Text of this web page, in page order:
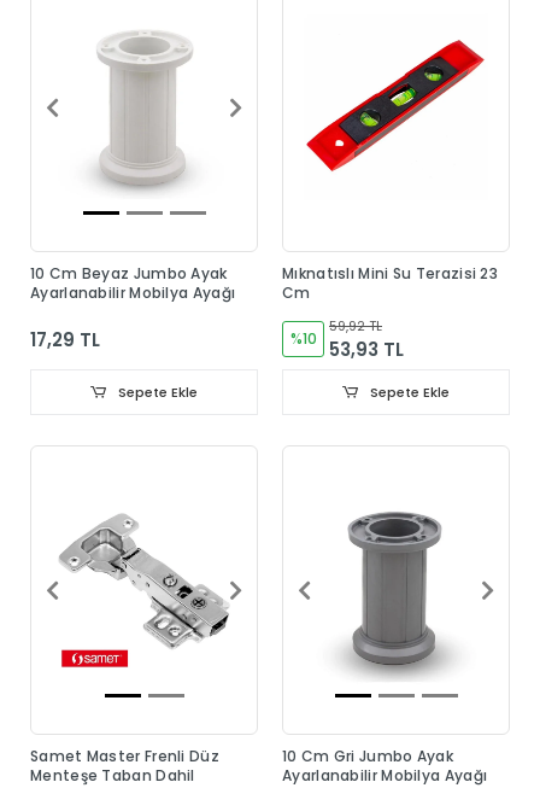
10 Cm Beyaz Jumbo Ayak
Ayarlanabilir Mobilya Ayağı
17,29 TL
Sepete Ekle
Mıknatıslı Mini Su Terazisi 23
Cm
%10
59,92 TL
53,93 TL
Sepete Ekle
Samet Master Frenli Düz
Menteşe Taban Dahil
10 Cm Gri Jumbo Ayak
Ayarlanabilir Mobilya Ayağı